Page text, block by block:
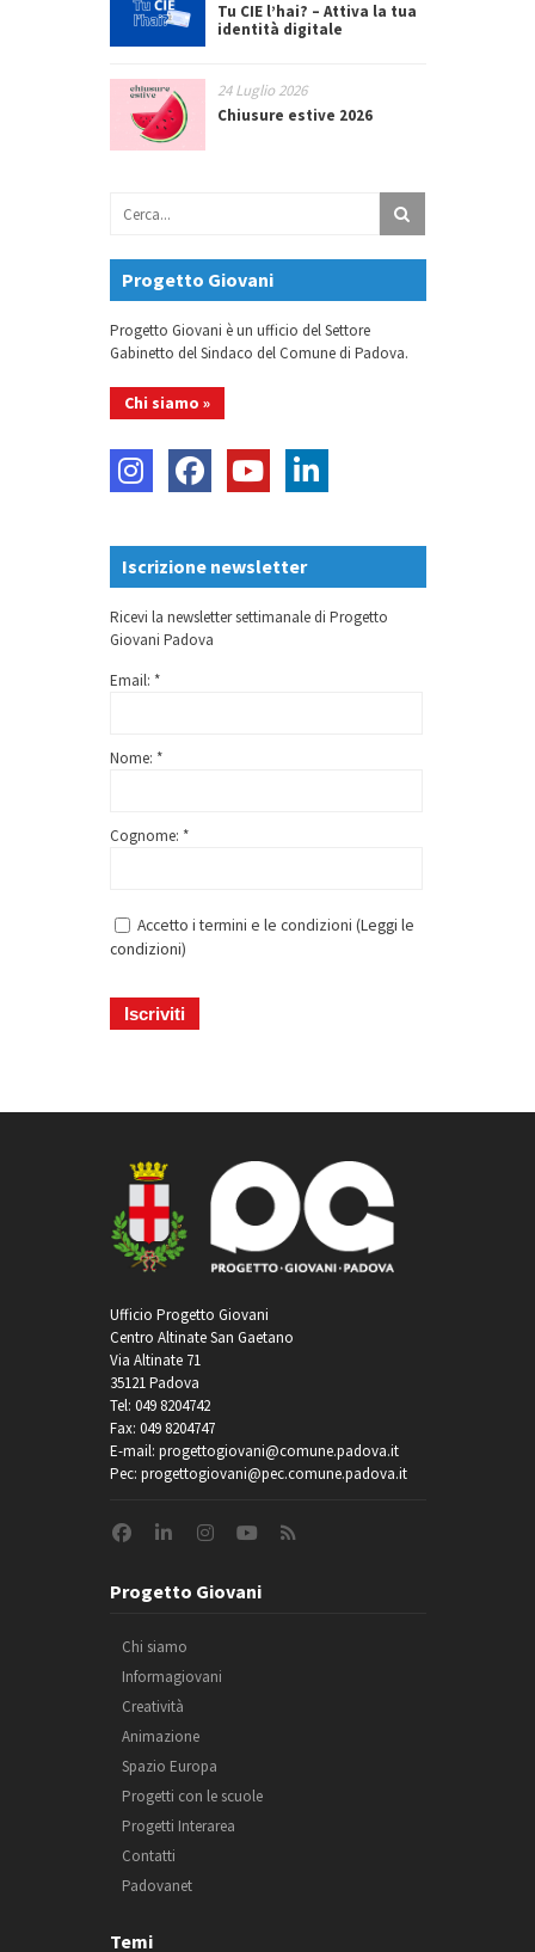
Tu CIE l’hai? – Attiva la tua
identità digitale
24 Luglio 2026
Chiusure estive 2026
Progetto Giovani
Progetto Giovani è un ufficio del Settore
Gabinetto del Sindaco del Comune di Padova.
Chi siamo »
Iscrizione newsletter
Ricevi la newsletter settimanale di Progetto
Giovani Padova
Email: *
Nome: *
Cognome: *
Accetto i termini e le condizioni (Leggi le
condizioni)
Ufficio Progetto Giovani
Centro Altinate San Gaetano
Via Altinate 71
35121 Padova
Tel: 049 8204742
Fax: 049 8204747
E-mail: progettogiovani@comune.padova.it
Pec: progettogiovani@pec.comune.padova.it
Progetto Giovani
Chi siamo
Informagiovani
Creatività
Animazione
Spazio Europa
Progetti con le scuole
Progetti Interarea
Contatti
Padovanet
Temi